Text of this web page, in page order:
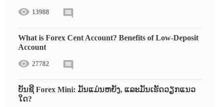
13988
What is Forex Cent Account? Benefits of Low-Deposit
Account
27782
ບັນຊີ Forex Mini: ມັນແມ່ນຫຍັງ, ແລະມັນເຮັດວຽກແນວ
ໃດ?